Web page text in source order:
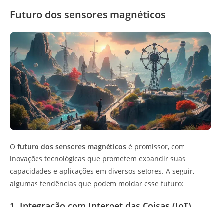
Futuro dos sensores magnéticos
O futuro dos sensores magnéticos é promissor, com
inovações tecnológicas que prometem expandir suas
capacidades e aplicações em diversos setores. A seguir,
algumas tendências que podem moldar esse futuro: